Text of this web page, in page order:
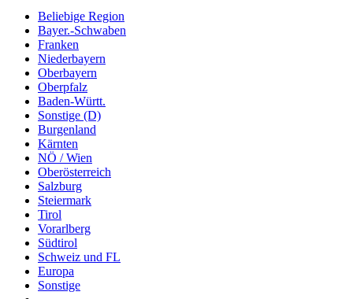
Beliebige Region
Bayer.-Schwaben
Franken
Niederbayern
Oberbayern
Oberpfalz
Baden-Württ.
Sonstige (D)
Burgenland
Kärnten
NÖ / Wien
Oberösterreich
Salzburg
Steiermark
Tirol
Vorarlberg
Südtirol
Schweiz und FL
Europa
Sonstige